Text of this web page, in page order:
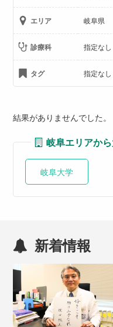
エリア 岐阜県
診療科 指定なし
タグ 指定なし
結果がありませんでした。
岐阜エリアか
岐阜大学
新着情報